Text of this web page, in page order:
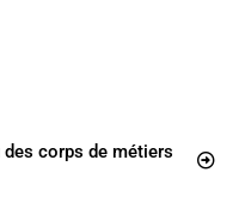
corps de métiers